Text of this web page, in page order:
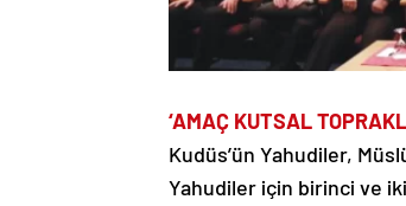
‘AMAÇ KUTSAL
Kudüs’ün Yahudiler,
Yahudiler için birinci ve